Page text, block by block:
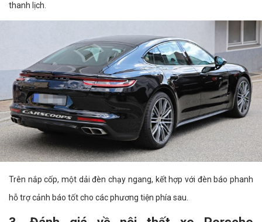
thanh lịch.
Trên nắp cốp, một dải đèn chạy ngang, kết hợp với đèn báo phanh
hỗ trợ cảnh báo tốt cho các phương tiện phía sau.